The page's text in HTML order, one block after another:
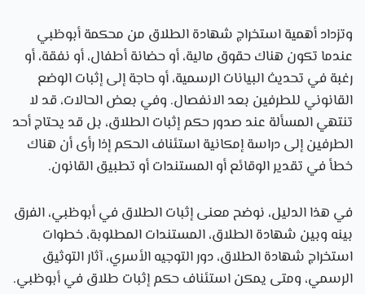
وتزداد أهمية استخراج شهادة الطلاق من محكمة أبوظبي
عندما تكون هناك حقوق مالية، أو حضانة أطفال، أو نفقة، أو
رغبة في تحديث البيانات الرسمية، أو حاجة إلى إثبات الوضع
القانوني للطرفين بعد الانفصال. وفي بعض الحالات، قد لا
تنتهي المسألة عند صدور حكم إثبات الطلاق، بل قد يحتاج أحد
الطرفين إلى دراسة إمكانية استئناف الحكم إذا رأى أن هناك
خطأ في تقدير الوقائع أو المستندات أو تطبيق القانون.
في هذا الدليل، نوضح معنى إثبات الطلاق في أبوظبي، الفرق
بينه وبين شهادة الطلاق، المستندات المطلوبة، خطوات
استخراج شهادة الطلاق، دور التوجيه الأسري، آثار التوثيق
الرسمي، ومتى يمكن استئناف حكم إثبات طلاق في أبوظبي.